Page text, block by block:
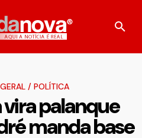
/ POLÍTICA
palanque
manda base